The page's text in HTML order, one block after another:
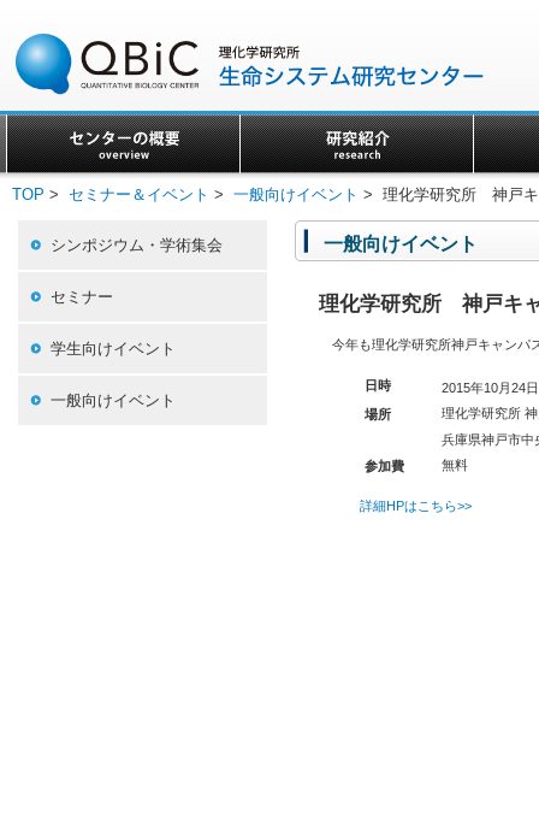
TOP > セミナー＆イベント > 一般向けイベント > 理化学研究所 神戸
シンポジウム・学術集会
セミナー
学生向けイベント
一般向けイベント
一般向けイベント
理化学研究所 神戸キ
今年も理化学研究所神戸キャンパ
日時
2015年10月24
場所
理化学研究所
兵庫県神戸市中
参加費
無料
詳細HPはこちら>>